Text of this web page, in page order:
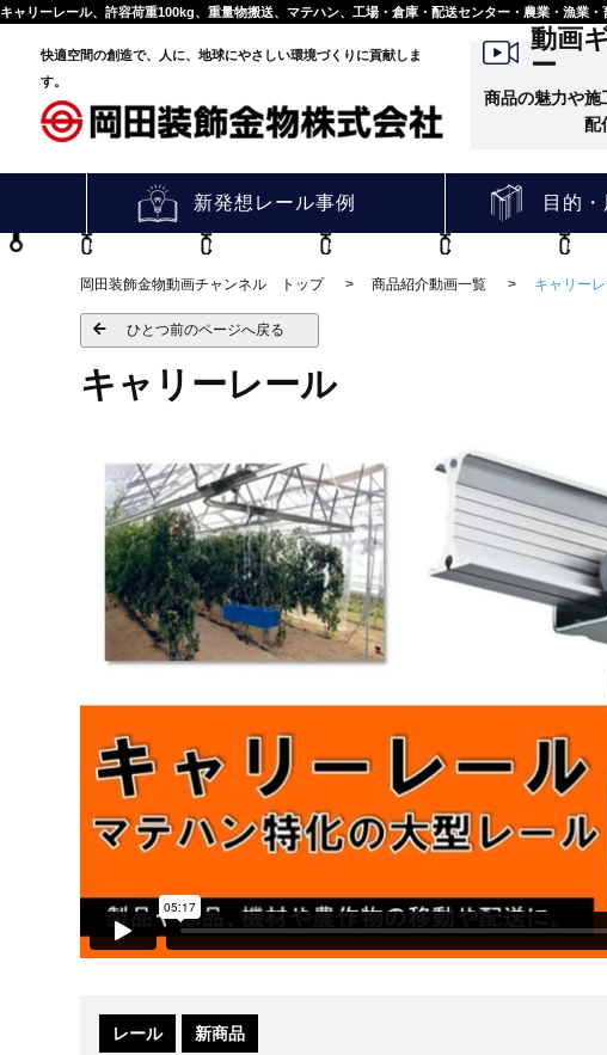
キャリーレール、許容荷重100kg、重量物搬送、マテハン、工場・倉庫・配送センター・農業・漁業
快適空間の創造で、人に、地球にやさしい環境づくりに貢献しま
す。
動画
ー
商品の魅力や施
配
新発想レール事例 目的
岡田装飾金物動画チャンネル トップ 商品紹介動画一覧 キャリー
ひとつ前のページへ戻る
キャリーレール
レール 新商品